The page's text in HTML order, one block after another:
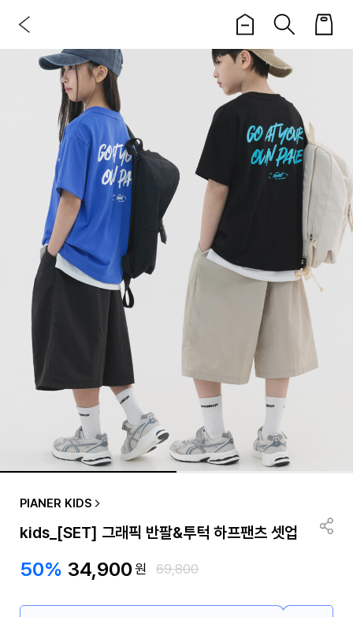
PIANER KIDS
kids_[SET] 그래픽 반팔&투턱 하프팬츠 셋업
50% 34,900원 69,800